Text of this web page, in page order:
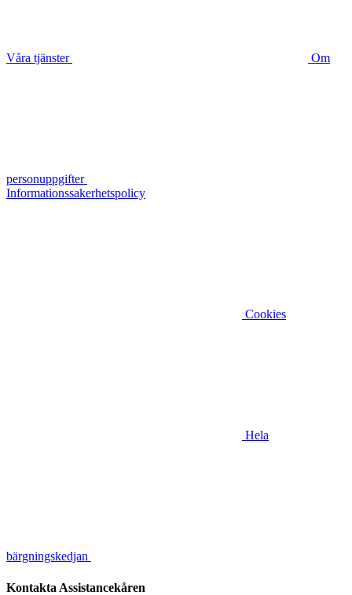
Våra tjänster Om
personuppgifter
Informationssakerhetspolicy
Cookies
Hela
bärgningskedjan
Kontakta Assistancekåren